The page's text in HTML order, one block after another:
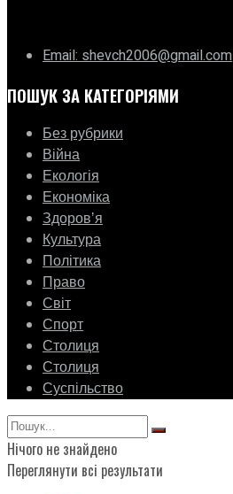
Email: shevch2006@gmail.com
ПОШУК ЗА КАТЕГОРІЯМИ
Без рубрики
Війна
Екологія
Економіка
Здоровʼя
Культура
Політика
Право
Світ
Спорт
Столиця
Столиця
Суспільство
Нічого не знайдено
Переглянути всі результати